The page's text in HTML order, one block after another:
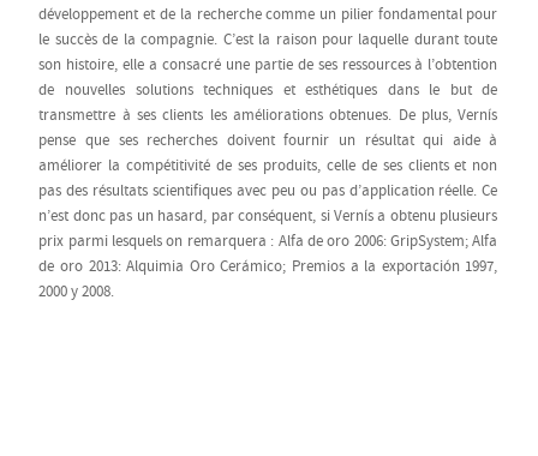
développement et de la recherche comme un pilier fondamental pour
le succès de la compagnie. C’est la raison pour laquelle durant toute
son histoire, elle a consacré une partie de ses ressources à l’obtention
de nouvelles solutions techniques et esthétiques dans le but de
transmettre à ses clients les améliorations obtenues. De plus, Vernís
pense que ses recherches doivent fournir un résultat qui aide à
améliorer la compétitivité de ses produits, celle de ses clients et non
pas des résultats scientifiques avec peu ou pas d’application réelle. Ce
n’est donc pas un hasard, par conséquent, si Vernís a obtenu plusieurs
prix parmi lesquels on remarquera : Alfa de oro 2006: GripSystem; Alfa
de oro 2013: Alquimia Oro Cerámico; Premios a la exportación 1997,
2000 y 2008.